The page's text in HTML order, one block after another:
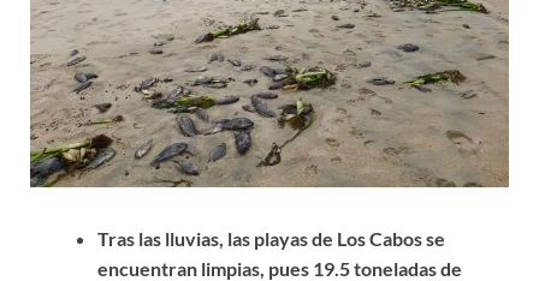
Tras las lluvias, las playas de Los Cabos se
encuentran limpias, pues 19.5 toneladas de